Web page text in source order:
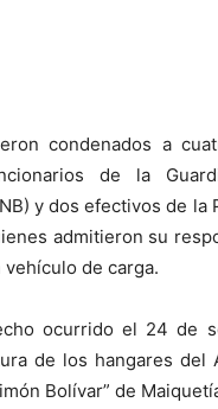
condenados a
de la
y dos efectivos de la
admitieron su
vehículo de carga.
ocurrido el 24 de
de los hangares del
Bolívar” de